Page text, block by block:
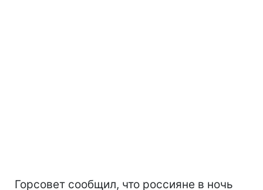
Горсовет сообщил, что россияне в ночь